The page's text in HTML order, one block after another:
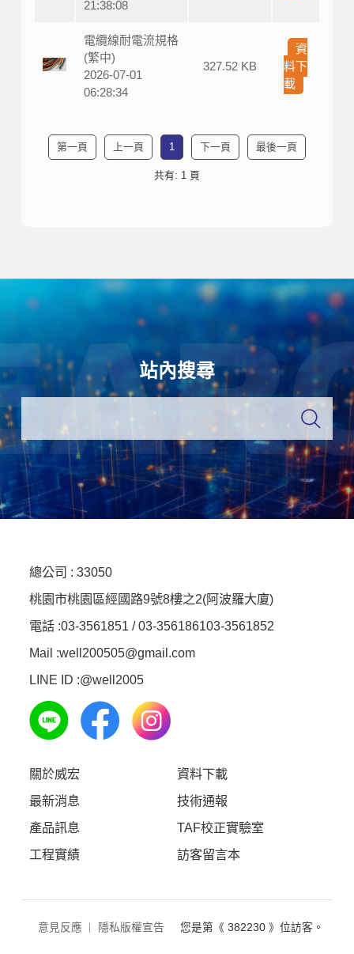
21:38:08
電纜線耐電流規格
(繁中)
2026-07-01
06:28:34
327.52 KB
資
料下
載
第一頁 上一頁 1 下一頁 最後一頁
共有: 1 頁
站內搜尋
總公司 : 33050
桃園市桃園區經國路9號8樓之2(阿波羅大廈)
電話 :03-3561851 / 03-356186103-3561852
Mail :well200505@gmail.com
LINE ID :@well2005
關於威宏
最新消息
產品訊息
工程實績
資料下載
技術通報
TAF校正實驗室
訪客留言本
意見反應 隱私版權宣告 您是第《 382230 》位訪客。